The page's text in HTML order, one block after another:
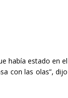
había estado en el
con las olas”, dijo